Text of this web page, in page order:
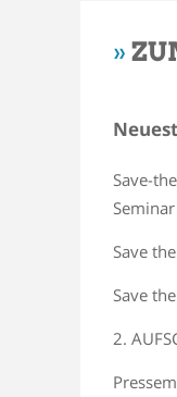
»
Save-
Seminar
Save
Save
2.